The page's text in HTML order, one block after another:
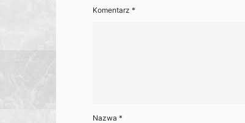
Komentarz *
Nazwa *